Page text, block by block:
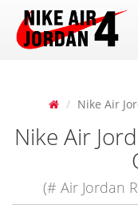
Nike Air
Nike Air
(# Air Jordan